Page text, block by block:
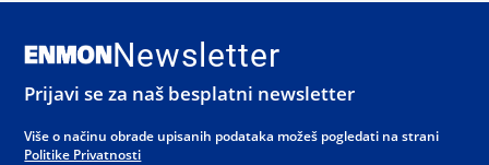
Newsletter
Prijavi se za naš besplatni newsletter
Više o načinu obrade upisanih podataka možeš pogledati na strani
Politike Privatnosti